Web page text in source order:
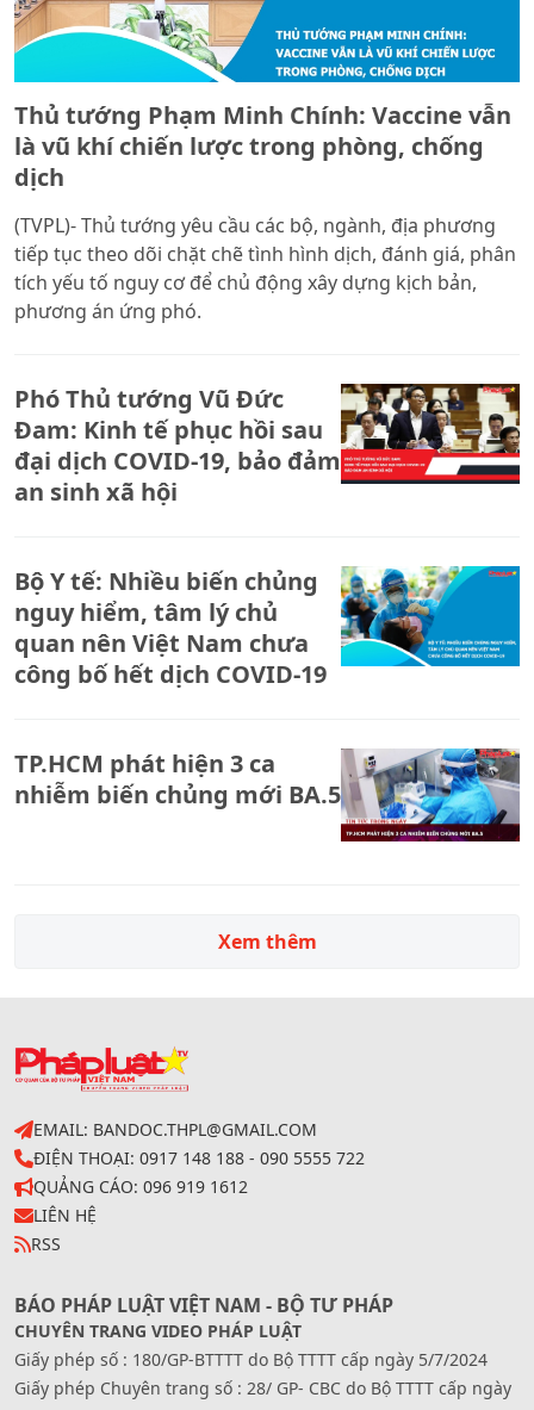
Thủ tướng Phạm Minh Chính: Vaccine vẫn
là vũ khí chiến lược trong phòng, chống
dịch
(TVPL)- Thủ tướng yêu cầu các bộ, ngành, địa phương
tiếp tục theo dõi chặt chẽ tình hình dịch, đánh giá, phân
tích yếu tố nguy cơ để chủ động xây dựng kịch bản,
phương án ứng phó.
Phó Thủ tướng Vũ Đức
Đam: Kinh tế phục hồi sau
đại dịch COVID-19, bảo đảm
an sinh xã hội
Bộ Y tế: Nhiều biến chủng
nguy hiểm, tâm lý chủ
quan nên Việt Nam chưa
công bố hết dịch COVID-19
TP.HCM phát hiện 3 ca
nhiễm biến chủng mới BA.5
Xem thêm
EMAIL: BANDOC.THPL@GMAIL.COM
ĐIỆN THOẠI: 0917 148 188 - 090 5555 722
QUẢNG CÁO: 096 919 1612
LIÊN HỆ
RSS
BÁO PHÁP LUẬT VIỆT NAM - BỘ TƯ PHÁP
CHUYÊN TRANG VIDEO PHÁP LUẬT
Giấy phép số : 180/GP-BTTTT do Bộ TTTT cấp ngày 5/7/2024
Giấy phép Chuyên trang số : 28/ GP- CBC do Bộ TTTT cấp ngày